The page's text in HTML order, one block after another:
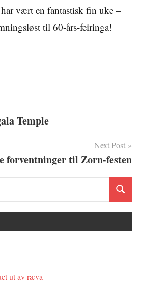
vært en fantastisk fin uke –
til 60-års-feiringa!
Temple
Next Post
forventninger til Zorn-festen
ut av ræva